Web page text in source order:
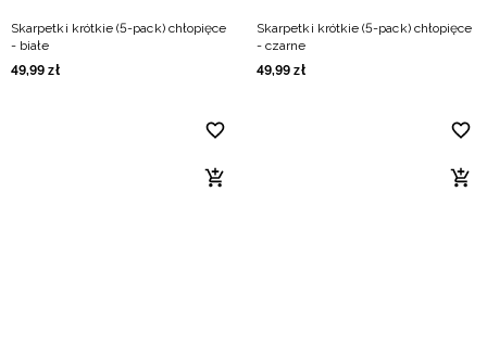
Skarpetki krótkie (5-pack) chłopięce
- białe
49,99 zł
Skarpetki krótkie (5-pack) chłopięce
- czarne
49,99 zł